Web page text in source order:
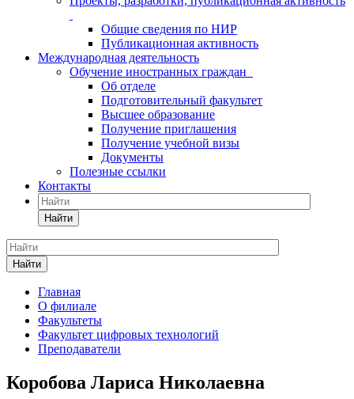
Общие сведения по НИР
Публикационная активность
Международная деятельность
Обучение иностранных граждан
Об отделе
Подготовительный факультет
Высшее образование
Получение приглашения
Получение учебной визы
Документы
Полезные ссылки
Контакты
Найти
Найти
Главная
О филиале
Факультеты
Факультет цифровых технологий
Преподаватели
Коробова Лариса Николаевна